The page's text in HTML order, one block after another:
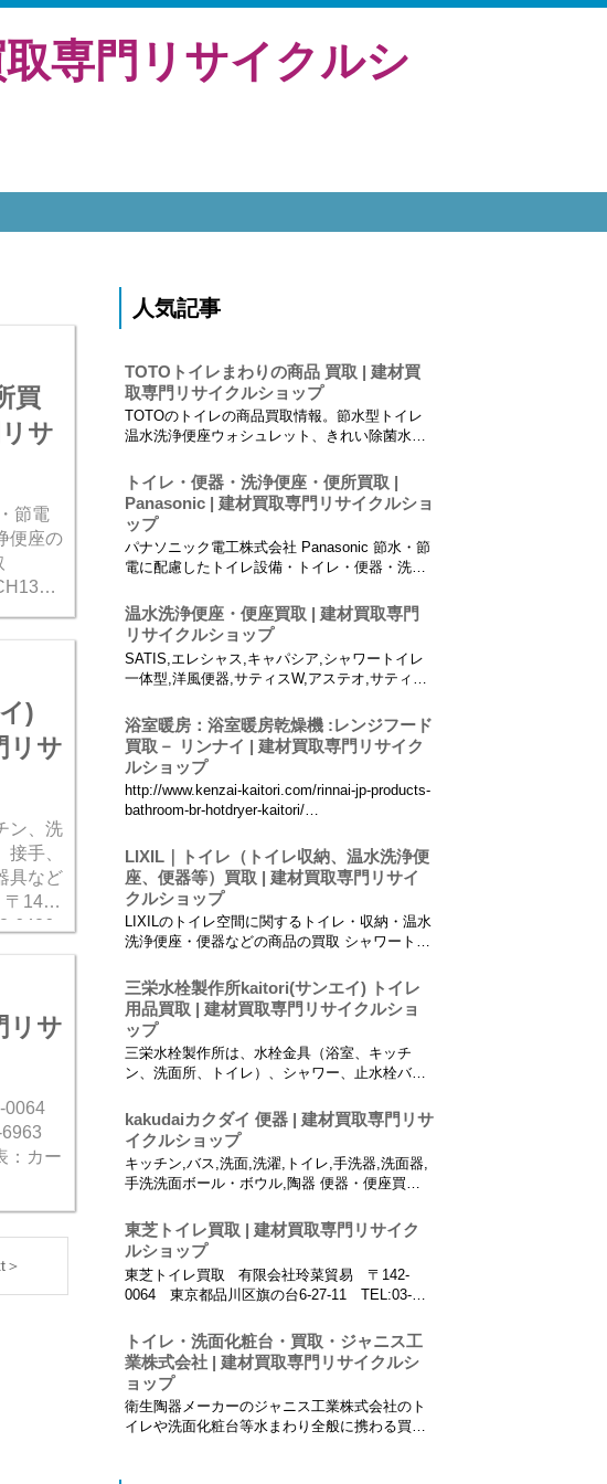
専門リサイクルシ
買
サ
節電
便座の
)
リサ
ン、洗
手、
具など
6426
リサ
カー
＞
人気記事
TOTOトイレまわりの商品 買取 | 建材買
取専門リサイクルショップ
TOTOのトイレの商品買取情報。節水型トイレ
温水洗浄便座ウォシュレット、きれい除菌水
トイレ商品をしております。 ネオレスト、
GG、GG-800、レストパル、ピュアレストEX、
アプリコット、S2・S1シリーズ、SB、携帯ウ
ォシュ...
トイレ・便器・洗浄便座・便所買取 |
Panasonic | 建材買取専門リサイクルショ
ップ
パナソニック電工株式会社 Panasonic 節水・節
電に配慮したトイレ設備・トイレ・便器・洗浄
買取 新型アラウーノ便器
CH1301MKBL、CH1301MKL、床排水
CH1301AB、CH1301...
温水洗浄便座・便座買取 | 建材買取専門
リサイクルショップ
SATIS,エレシャス,キャパシア,シャワートイレ
一体型,洋風便器,サティスW,アステオ,サティス
ートイレ,リフレッシュサティス,パッソ,Kシリ
ーズ,エレシャス、センサー大便器, 壁掛式洋風
便器,パブリック向け超節水床置大便器, 一...
浴室暖房：浴室暖房乾燥機 :レンジフード
買取－ リンナイ | 建材買取専門リサイク
ルショップ
http://www.kenzai-kaitori.com/rinnai-jp-products-
bathroom-br-hotdryer-kaitori/
暖房乾燥機買取 天...
LIXIL｜トイレ（トイレ収納、温水洗浄便
座、便器等）買取 | 建材買取専門リサイ
クルショップ
LIXILのトイレ空間に関するトイレ・収納・温水
洗浄便座・便器などの商品の買取 シャワートイ
易水洗便器、マンションリフォーム用トイレ、
取替用機能部、温水洗浄便座・便座、パブリッ
クトイレ、和風便器、大便器自動洗浄システ
ム、大便器...
三栄水栓製作所kaitori(サンエイ) トイレ
用品買取 | 建材買取専門リサイクルショ
ップ
三栄水栓製作所は、水栓金具（浴室、キッチ
ン、洗面所、トイレ）、シャワー、止水栓バル
品、散水器具などを買取りしています。 有限
会社玲菜貿易 〒142-0064 東京都品川区旗の
台6-27-11 TEL:03-6426-...
kakudaiカクダイ 便器 | 建材買取専門リサ
イクルショップ
キッチン,バス,洗面,洗濯,トイレ,手洗器,洗面器,
手洗洗面ボール・ボウル,陶器 便器・便座買取
ンク、シューレスト（腰掛便器）、ロータンク
接続部品、ゴムフロート、洗浄管固定金具、腰
掛便器（ハイタンク仕様）、温水洗...
東芝トイレ買取 | 建材買取専門リサイク
ルショップ
東芝トイレ買取 有限会社玲菜貿易 〒142-
0064 東京都品川区旗の台6-27-11 TEL:03-
kaitori.com/ 代表：カーン E-mail： info@re...
トイレ・洗面化粧台・買取・ジャニス工
業株式会社 | 建材買取専門リサイクルシ
ョップ
衛生陶器メーカーのジャニス工業株式会社のト
イレや洗面化粧台等水まわり全般に携わる買取